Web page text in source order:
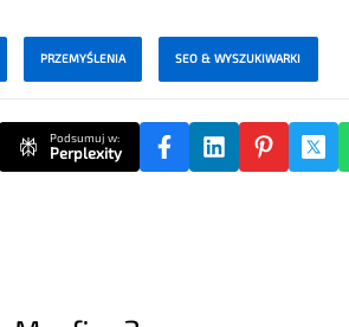
PRZEMYŚLENIA SEO & WYSZUKIWARKI
Podsumuj w:
Perplexity